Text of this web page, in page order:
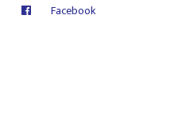
Facebook